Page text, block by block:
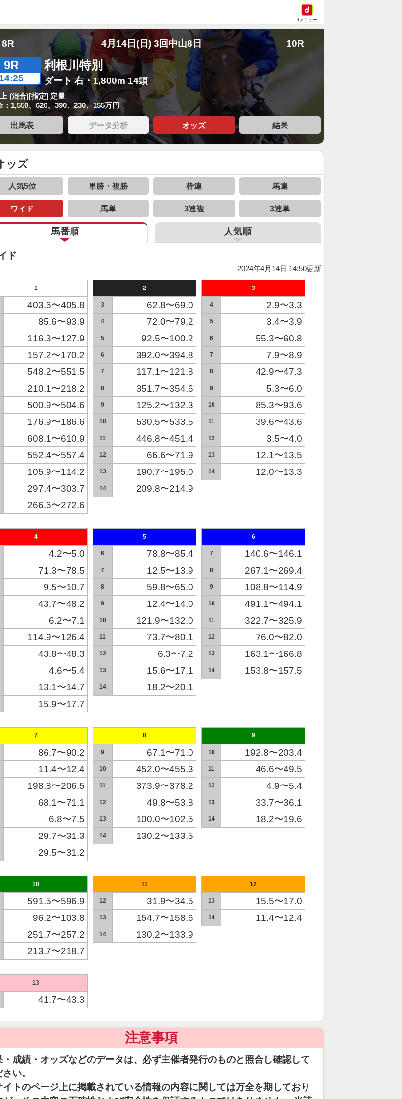
dメニュー
8R 4月14日(日) 3回中山8日 10R
9R
14:25
利根川特別
ダート 右・1,800m 14頭
(混合)[指定] 定量
：1,550、620、390、230、155万円
出馬表 データ分析 オッズ 結果
ッズ
人気5位 単勝・複勝 枠連 馬連
ワイド 馬単 3連複 3連単
馬番順 人気順
ド
2024年4月14日 14:50更新
1
403.6〜405.8
85.6〜93.9
116.3〜127.9
157.2〜170.2
548.2〜551.5
210.1〜218.2
500.9〜504.6
176.9〜186.6
608.1〜610.9
552.4〜557.4
105.9〜114.2
297.4〜303.7
266.6〜272.6
2
3 62.8〜69.0
4 72.0〜79.2
5 92.5〜100.2
6 392.0〜394.8
7 117.1〜121.8
8 351.7〜354.6
9 125.2〜132.3
10 530.5〜533.5
11 446.8〜451.4
12 66.6〜71.9
13 190.7〜195.0
14 209.8〜214.9
3
4 2.9〜3.3
5 3.4〜3.9
6 55.3〜60.8
7 7.9〜8.9
8 42.9〜47.3
9 5.3〜6.0
10 85.3〜93.6
11 39.6〜43.6
12 3.5〜4.0
13 12.1〜13.5
14 12.0〜13.3
4
4.2〜5.0
71.3〜78.5
9.5〜10.7
43.7〜48.2
6.2〜7.1
114.9〜126.4
43.8〜48.3
4.6〜5.4
13.1〜14.7
15.9〜17.7
5
6 78.8〜85.4
7 12.5〜13.9
8 59.8〜65.0
9 12.4〜14.0
10 121.9〜132.0
11 73.7〜80.1
12 6.3〜7.2
13 15.6〜17.1
14 18.2〜20.1
6
7 140.6〜146.1
8 267.1〜269.4
9 108.8〜114.9
10 491.1〜494.1
11 322.7〜325.9
12 76.0〜82.0
13 163.1〜166.8
14 153.8〜157.5
7
86.7〜90.2
11.4〜12.4
198.8〜206.5
68.1〜71.1
6.8〜7.5
29.7〜31.3
29.5〜31.2
8
9 67.1〜71.0
10 452.0〜455.3
11 373.9〜378.2
12 49.8〜53.8
13 100.0〜102.5
14 130.2〜133.5
9
10 192.8〜203.4
11 46.6〜49.5
12 4.9〜5.4
13 33.7〜36.1
14 18.2〜19.6
10
591.5〜596.9
96.2〜103.8
251.7〜257.2
213.7〜218.7
11
12 31.9〜34.5
13 154.7〜158.6
14 130.2〜133.9
12
13 15.5〜17.0
14 11.4〜12.4
13
41.7〜43.3
注意事項
・成績・オッズなどのデータは、必ず主催者発行のものと照合し確認して
さい。
イトのページ上に掲載されている情報の内容に関しては万全を期しており